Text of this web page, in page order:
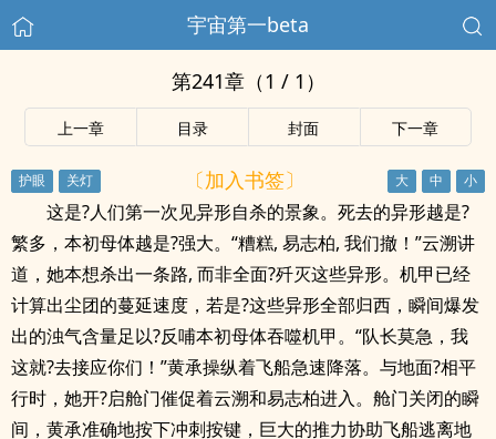
宇宙第一beta
第241章（1 / 1）
上一章 目录 封面 下一章
〔加入书签〕
这是?人们第一次见异形自杀的景象。死去的异形越是?
繁多，本初母体越是?强大。“糟糕, 易志柏, 我们撤！”云溯讲
道，她本想杀出一条路, 而非全面?歼灭这些异形。机甲已经
计算出尘团的蔓延速度，若是?这些异形全部归西，瞬间爆发
出的浊气含量足以?反哺本初母体吞噬机甲。“队长莫急，我
这就?去接应你们！”黄承操纵着飞船急速降落。与地面?相平
行时，她开?启舱门催促着云溯和易志柏进入。舱门关闭的瞬
间，黄承准确地按下冲刺按键，巨大的推力协助飞船逃离地